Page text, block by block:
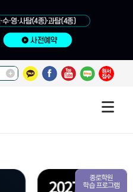
모집 중
종로학원
학습 프로그램